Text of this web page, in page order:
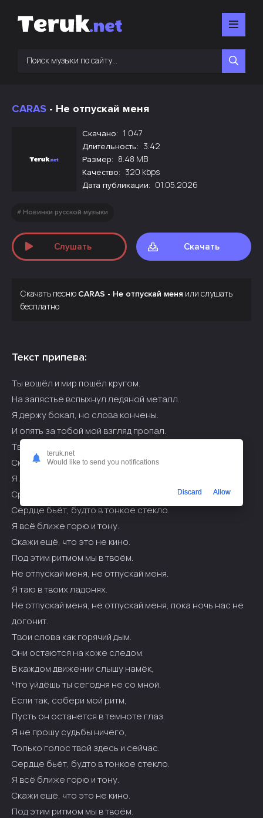
CARAS - Не отпускай меня
Скачано: 1 047
Длительность: 3:42
Размер: 8.48 MB
Качество: 320 kbps
Дата публикации: 01.05.2026
Новинки русской музыки
Слушать Скачать
Скачать песню CARAS - Не отпускай меня или слушать
бесплатно
Текст припева:
Ты вошёл и мир пошёл кругом.
На запястье вспыхнул ледяной металл.
Я держу бокал, но слова кончены.
И опять за тобой мой взгляд пропал.
Твой шаг будто ток по груди.
Сквозь тело, сквозь низ, сквозь тишину
Я ловлю твой след
Среди толпы и назад уже не поверну.
Сердце бьёт, будто в тонкое стекло.
Я всё ближе горю и тону.
Скажи ещё, что это не кино.
Под этим ритмом мы в твоём.
Не отпускай меня, не отпускай меня.
Я таю в твоих ладонях.
Не отпускай меня, не отпускай меня, пока ночь нас не
догонит.
Твои слова как горячий дым.
Они остаются на коже следом.
В каждом движении слышу намёк,
Что уйдёшь ты сегодня не со мной.
Если так, собери мой ритм,
Пусть он останется в темноте глаз.
Я не прошу судьбы ничего,
Только голос твой здесь и сейчас.
Сердце бьёт, будто в тонкое стекло.
Я всё ближе горю и тону.
Скажи ещё, что это не кино.
Под этим ритмом мы в твоём.
teruk.net
Would like to send you notifications
Discard Allow